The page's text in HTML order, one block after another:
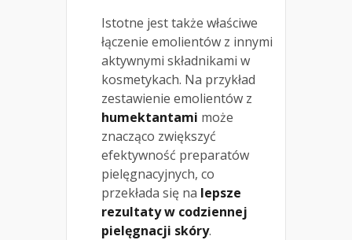
Istotne jest także właściwe
łączenie emolientów z innymi
aktywnymi składnikami w
kosmetykach. Na przykład
zestawienie emolientów z
humektantami może
znacząco zwiększyć
efektywność preparatów
pielęgnacyjnych, co
przekłada się na lepsze
rezultaty w codziennej
pielęgnacji skóry.